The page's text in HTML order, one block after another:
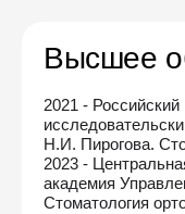
Высшее
2021 -
Н.И. Пирогова.
2023 -
академия
Стоматология